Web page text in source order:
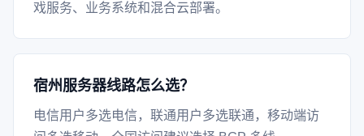
戏服务、业务系统和混合云部署。
宿州服务器线路怎么选？
电信用户多选电信，联通用户多选联通，移动端访